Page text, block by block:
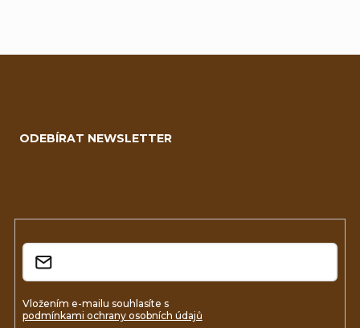
ODEBÍRAT NEWSLETTER
Vložením e-mailu souhlasíte s
podmínkami ochrany osobních údajů